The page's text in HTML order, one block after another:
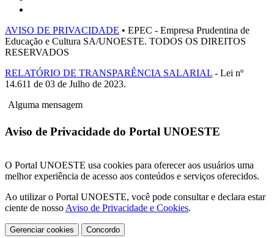
AVISO DE PRIVACIDADE • EPEC - Empresa Prudentina de
Educação e Cultura SA/UNOESTE. TODOS OS DIREITOS
RESERVADOS
RELATÓRIO DE TRANSPARÊNCIA SALARIAL - Lei nº
14.611 de 03 de Julho de 2023.
Alguma mensagem
Aviso de Privacidade do Portal UNOESTE
O Portal UNOESTE usa cookies para oferecer aos usuários uma
melhor experiência de acesso aos conteúdos e serviços oferecidos.
Ao utilizar o Portal UNOESTE, você pode consultar e declara estar
ciente de nosso Aviso de Privacidade e Cookies.
Gerenciar cookies Concordo